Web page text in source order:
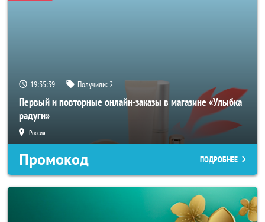
19:35:37 Получили:2
Первый и повторные онлайн-заказы в магазине «Улыбка
радуги»
Россия
Промокод ПОДРОБНЕЕ